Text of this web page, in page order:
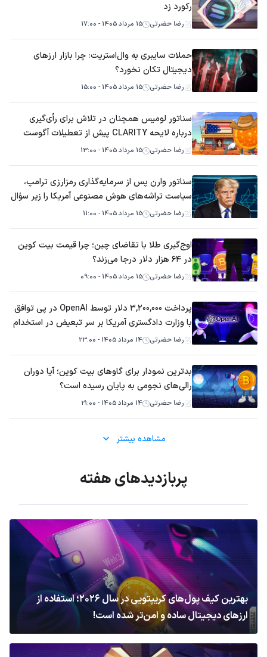
رکورد زد
رضا حضرتی 15 مرداد 1405 - 17:00
حملات سایبری به وال‌استریت: چرا بازار ارزهای
دیجیتال تکان نخورد؟
رضا حضرتی 15 مرداد 1405 - 15:00
سناتور لومیس همچنان در تلاش برای رأی‌گیری
درباره لایحه CLARITY پیش از تعطیلات آگوست
استرضا حضرتی 15 مرداد 1405 - 13:00
سناتور وارن پس از سرمایه‌گذاری رمزارزی ترامپ،
سیاست تراشه‌های هوش مصنوعی آمریکا را زیر سؤال
می‌برد
رضا حضرتی 15 مرداد 1405 - 11:00
اوج‌گیری طلا با تقاضای چین؛ چرا قیمت بیت کوین
در ۶۴ هزار دلار درجا می‌زند؟
رضا حضرتی 15 مرداد 1405 - 09:00
پرداخت ۳,۲۰۰,۰۰۰ دلار توسط OpenAI در پی توافق
با وزارت دادگستری آمریکا بر سر تبعیض در استخدام
رضا حضرتی 14 مرداد 1405 - 23:00
بدترین نمودار برای گاوهای بیت کوین؛ آیا دوران
رالی‌های نجومی به پایان رسیده است؟
رضا حضرتی 14 مرداد 1405 - 21:00
مشاهده بیشتر
پربازدیدهای هفته
بهترین کیف پول‌های کریپتویی در سال ۲۰۲۶؛ استفاده از
ارزهای دیجیتال ساده و امن‌تر شده است!